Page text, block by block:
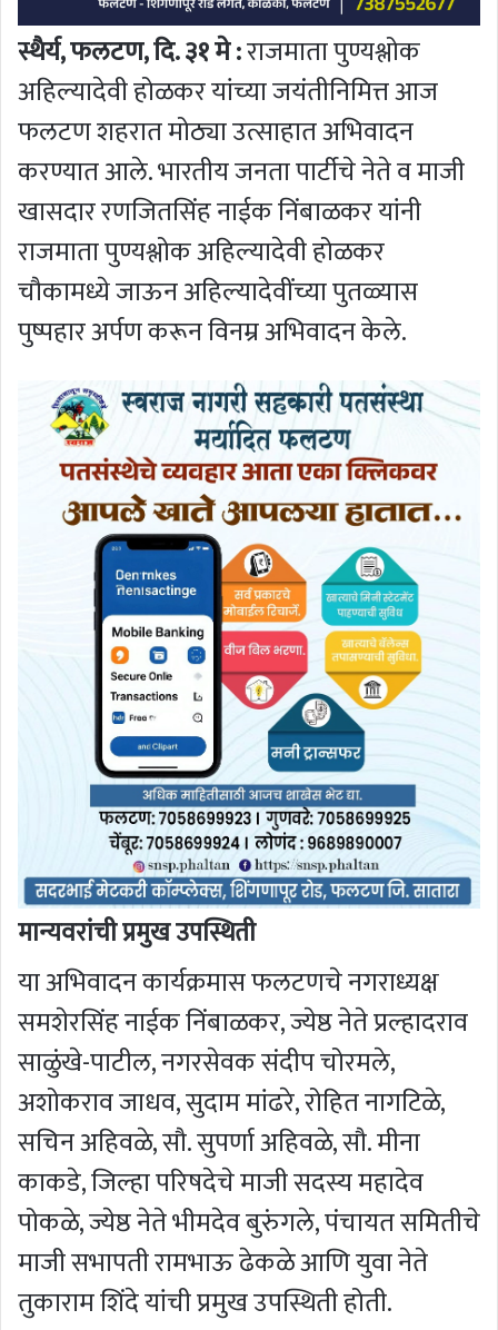
स्थैर्य, फलटण, दि. ३१ मे :राजमाता पुण्यश्लोक
अहिल्यादेवी होळकर यांच्या जयंतीनिमित्त आज
फलटण शहरात मोठ्या उत्साहात अभिवादन
करण्यात आले. भारतीय जनता पार्टीचे नेते व माजी
खासदार रणजितसिंह नाईक निंबाळकर यांनी
राजमाता पुण्यश्लोक अहिल्यादेवी होळकर
चौकामध्ये जाऊन अहिल्यादेवींच्या पुतळ्यास
पुष्पहार अर्पण करून विनम्र अभिवादन केले.
मान्यवरांची प्रमुख उपस्थिती
या अभिवादन कार्यक्रमास फलटणचे नगराध्यक्ष
समशेरसिंह नाईक निंबाळकर, ज्येष्ठ नेते प्रल्हादराव
साळुंखे-पाटील, नगरसेवक संदीप चोरमले,
अशोकराव जाधव, सुदाम मांढरे, रोहित नागटिळे,
सचिन अहिवळे, सौ. सुपर्णा अहिवळे, सौ. मीना
काकडे, जिल्हा परिषदेचे माजी सदस्य महादेव
पोकळे, ज्येष्ठ नेते भीमदेव बुरुंगले, पंचायत समितीचे
माजी सभापती रामभाऊ ढेकळे आणि युवा नेते
तुकाराम शिंदे यांची प्रमुख उपस्थिती होती.